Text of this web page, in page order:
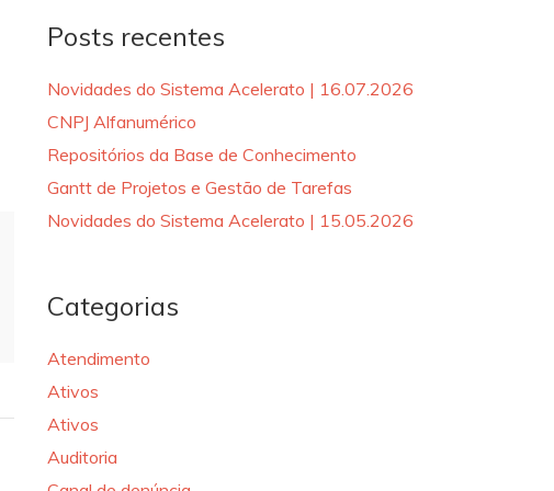
Posts recentes
Novidades do Sistema Acelerato | 16.07.2026
CNPJ Alfanumérico
Repositórios da Base de Conhecimento
Gantt de Projetos e Gestão de Tarefas
Novidades do Sistema Acelerato | 15.05.2026
Categorias
Atendimento
Ativos
Ativos
Auditoria